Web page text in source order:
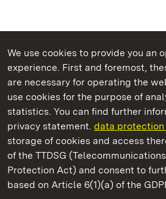
We use cookies to provide you an
experience. First and foremost,
are necessary for operating the
use cookies for the purpose of
statistics. You can find further
privacy statement. data protection
storage of cookies and access
of the TTDSG
Protection Act) and consent to
based on Article 6(1)(a) of the
State Palaces and Gardens of
Rastatt Residential Palace